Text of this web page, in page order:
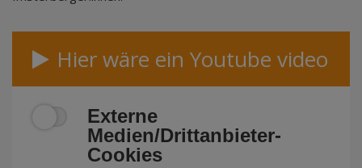
Hier wäre ein Youtube video
Externe
Medien/Drittanbieter-
Cookies